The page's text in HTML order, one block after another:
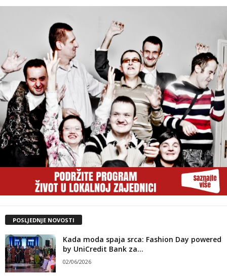
POSLJEDNJE NOVOSTI
Kada moda spaja srca: Fashion Day powered
by UniCredit Bank za...
02/06/2026